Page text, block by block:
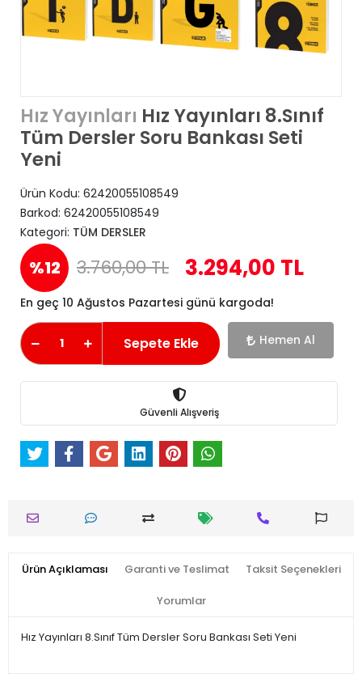
Hız Yayınları Hız Yayınları 8.Sınıf
Tüm Dersler Soru Bankası Seti
Yeni
Ürün Kodu: 62420055108549
Barkod: 62420055108549
Kategori: TÜM DERSLER
%12 3.760,00 TL 3.294,00 TL
En geç 10 Ağustos Pazartesi günü kargoda!
Sepete Ekle Hemen Al
Güvenli Alışveriş
Ürün Açıklaması Garanti ve Teslimat Taksit Seçenekleri
Yorumlar
Hız Yayınları 8.Sınıf Tüm Dersler Soru Bankası Seti Yeni